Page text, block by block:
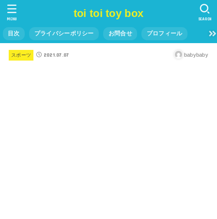
toi toi toy box
目次 プライバシーポリシー お問合せ プロフィール
SEARCH
MENU
スポーツ 2021.07.07 babybaby